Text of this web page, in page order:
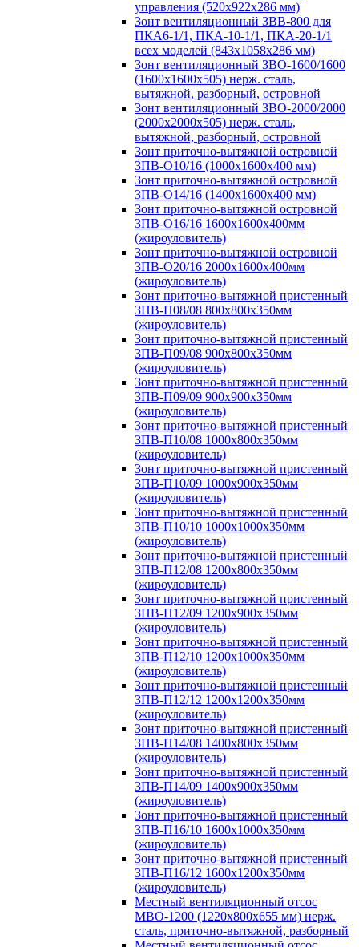
управления (520х922х286 мм)
Зонт вентиляционный ЗВВ-800 для
ПКА6-1/1, ПКА-10-1/1, ПКА-20-1/1
всех моделей (843х1058х286 мм)
Зонт вентиляционный ЗВО-1600/1600
(1600х1600х505) нерж. сталь,
вытяжной, разборный, островной
Зонт вентиляционный ЗВО-2000/2000
(2000х2000х505) нерж. сталь,
вытяжной, разборный, островной
Зонт приточно-вытяжной островной
ЗПВ-О10/16 (1000х1600х400 мм)
Зонт приточно-вытяжной островной
ЗПВ-О14/16 (1400х1600х400 мм)
Зонт приточно-вытяжной островной
ЗПВ-О16/16 1600х1600х400мм
(жироуловитель)
Зонт приточно-вытяжной островной
ЗПВ-О20/16 2000х1600х400мм
(жироуловитель)
Зонт приточно-вытяжной пристенный
ЗПВ-П08/08 800х800х350мм
(жироуловитель)
Зонт приточно-вытяжной пристенный
ЗПВ-П09/08 900х800х350мм
(жироуловитель)
Зонт приточно-вытяжной пристенный
ЗПВ-П09/09 900х900х350мм
(жироуловитель)
Зонт приточно-вытяжной пристенный
ЗПВ-П10/08 1000х800х350мм
(жироуловитель)
Зонт приточно-вытяжной пристенный
ЗПВ-П10/09 1000х900х350мм
(жироуловитель)
Зонт приточно-вытяжной пристенный
ЗПВ-П10/10 1000х1000х350мм
(жироуловитель)
Зонт приточно-вытяжной пристенный
ЗПВ-П12/08 1200х800х350мм
(жироуловитель)
Зонт приточно-вытяжной пристенный
ЗПВ-П12/09 1200х900х350мм
(жироуловитель)
Зонт приточно-вытяжной пристенный
ЗПВ-П12/10 1200х1000х350мм
(жироуловитель)
Зонт приточно-вытяжной пристенный
ЗПВ-П12/12 1200х1200х350мм
(жироуловитель)
Зонт приточно-вытяжной пристенный
ЗПВ-П14/08 1400х800х350мм
(жироуловитель)
Зонт приточно-вытяжной пристенный
ЗПВ-П14/09 1400х900х350мм
(жироуловитель)
Зонт приточно-вытяжной пристенный
ЗПВ-П16/10 1600х1000х350мм
(жироуловитель)
Зонт приточно-вытяжной пристенный
ЗПВ-П16/12 1600х1200х350мм
(жироуловитель)
Местный вентиляционный отсос
МВО-1200 (1220х800х655 мм) нерж.
сталь, приточно-вытяжной, разборный